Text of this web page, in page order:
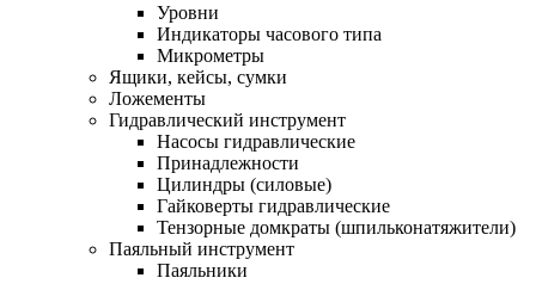
Уровни
Индикаторы часового типа
Микрометры
Ящики, кейсы, сумки
Ложементы
Гидравлический инструмент
Насосы гидравлические
Принадлежности
Цилиндры (силовые)
Гайковерты гидравлические
Тензорные домкраты (шпильконатяжители)
Паяльный инструмент
Паяльники